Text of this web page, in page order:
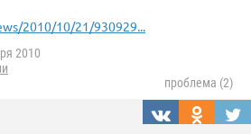
2010/10/21/930929...
2010
проблема (2)